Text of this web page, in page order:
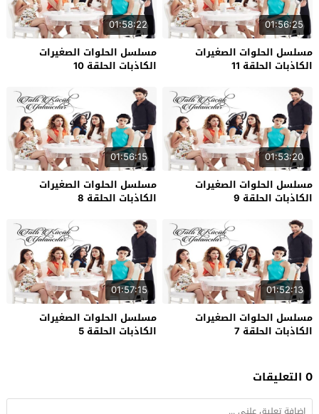
01:56:25
مسلسل الحلوات الصغيرات
الكاذبات الحلقة 11
01:58:22
مسلسل الحلوات الصغيرات
الكاذبات الحلقة 10
01:53:20
مسلسل الحلوات الصغيرات
الكاذبات الحلقة 9
01:56:15
مسلسل الحلوات الصغيرات
الكاذبات الحلقة 8
01:52:13
مسلسل الحلوات الصغيرات
الكاذبات الحلقة 7
01:57:15
مسلسل الحلوات الصغيرات
الكاذبات الحلقة 5
0 التعليقات